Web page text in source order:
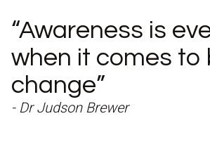
“Awareness is
when it comes to
change”
- Dr Judson Brewer